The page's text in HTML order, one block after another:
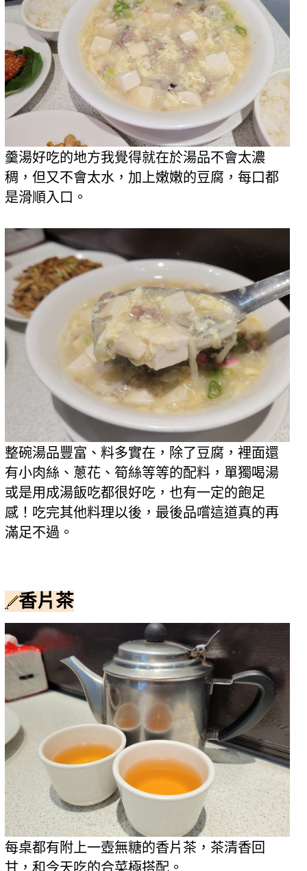
羹湯好吃的地方我覺得就在於湯品不會太濃
稠，但又不會太水，加上嫩嫩的豆腐，每口都
是滑順入口。
整碗湯品豐富、料多實在，除了豆腐，裡面還
有小肉絲、蔥花、筍絲等等的配料，單獨喝湯
或是用成湯飯吃都很好吃，也有一定的飽足
感！吃完其他料理以後，最後品嚐這道真的再
滿足不過。
香片茶
每桌都有附上一壺無糖的香片茶，茶清香回
甘，和今天吃的合菜極搭配。